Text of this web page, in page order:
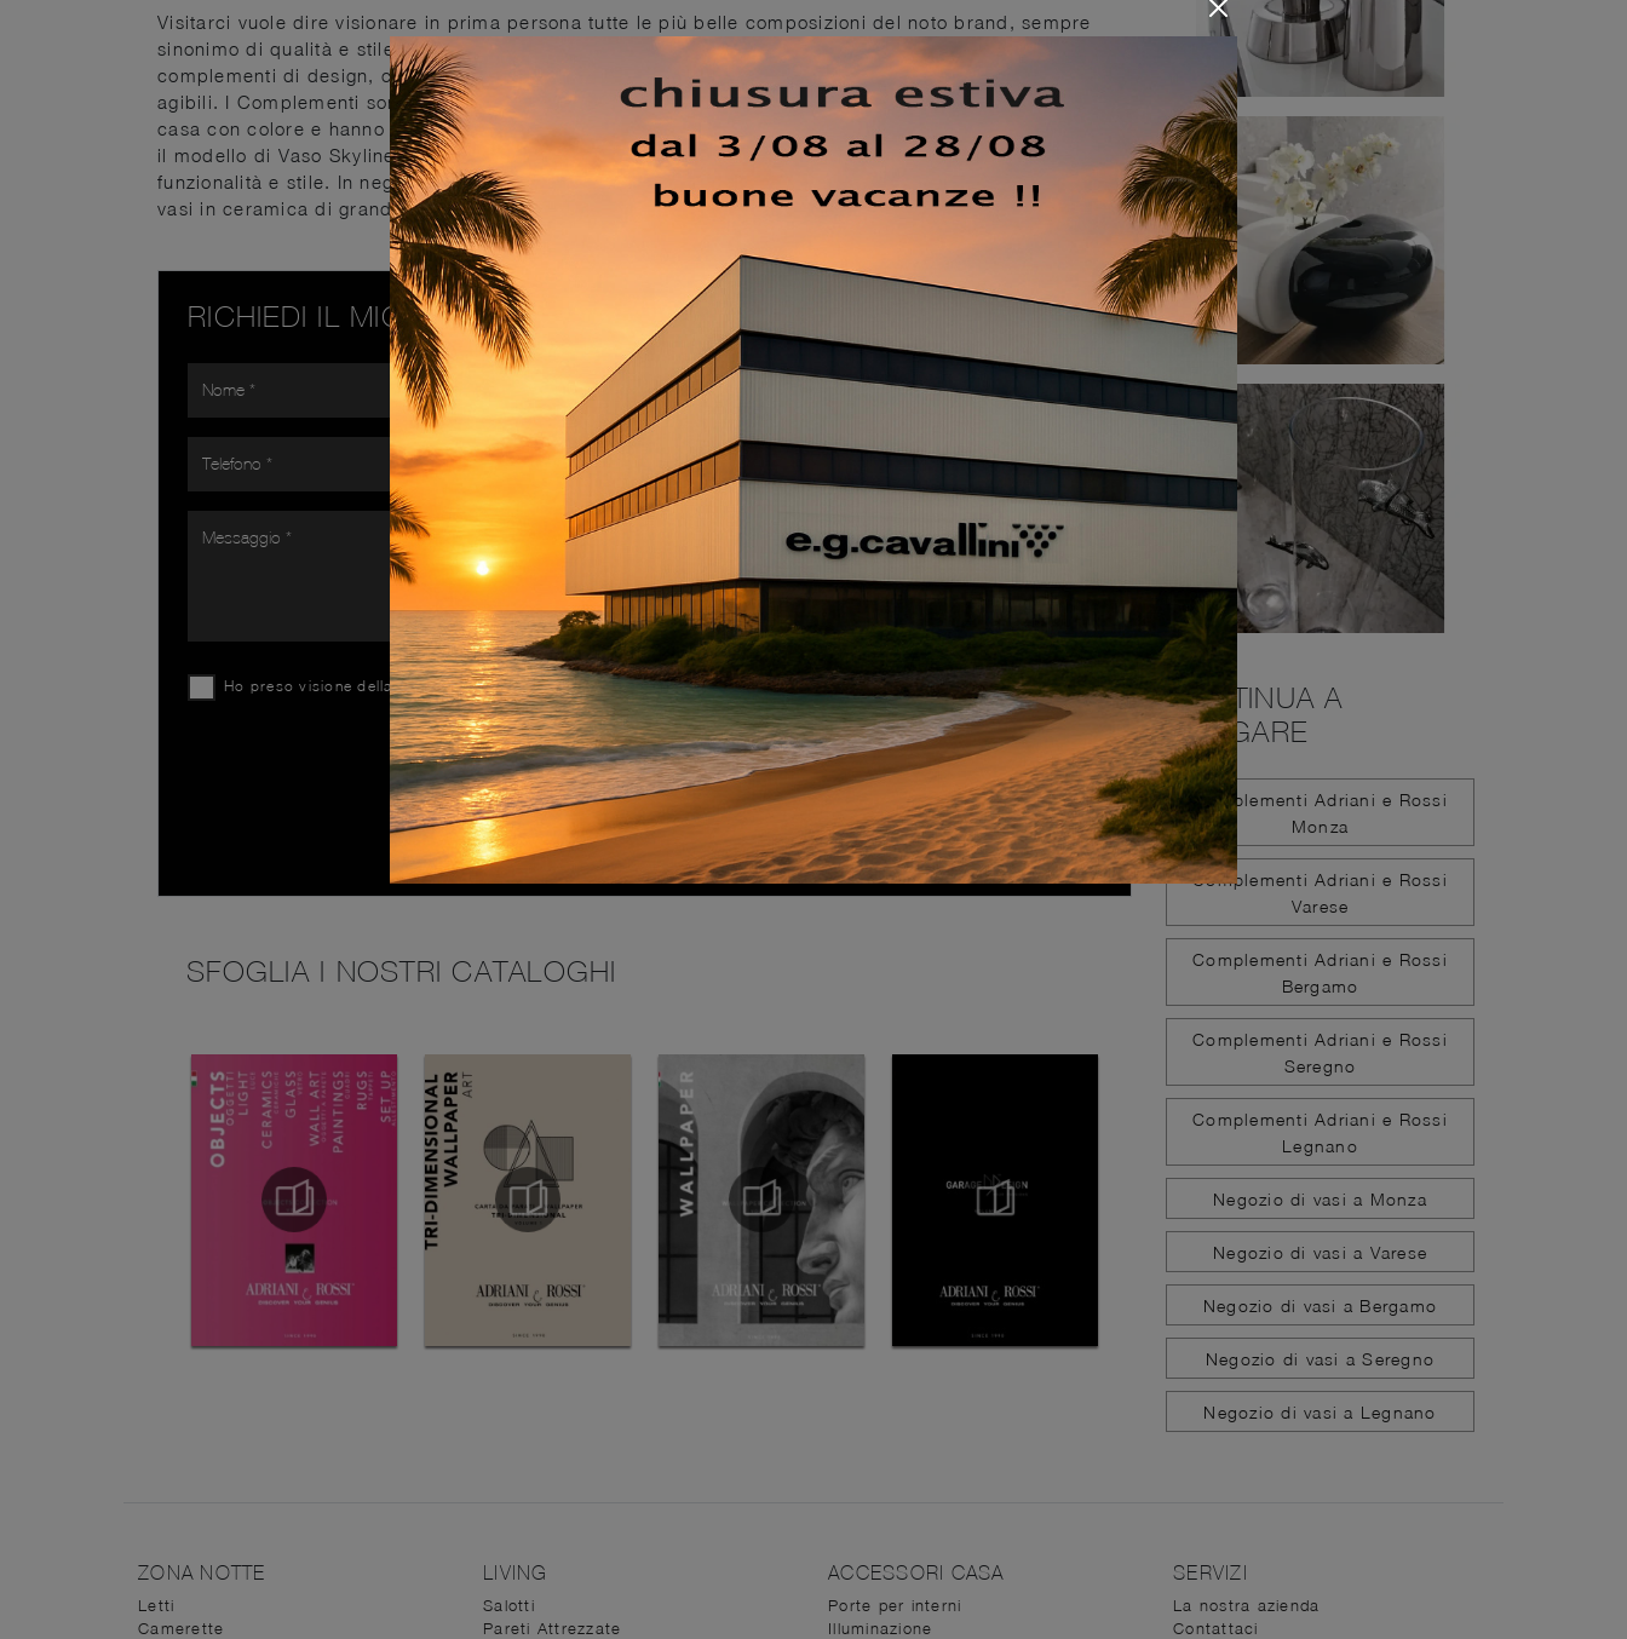
Visitarci vuole dire visionare in prima persona tutte le più belle composizioni del noto brand, sempre
sinonimo di qualità e stile. Adriani e Rossi impreziosisce da sempre le nostre case con mobili e
complementi di design, che donano all'insieme un appeal ineguagliabile e li rendono completamente
agibili. I Complementi sono accessori belli e pratici per la casa, che connotano gli spazi interni della tua
casa con colore e hanno un ruolo multifunzionale e imprescindibile. Si addice a un ambiente di ogni tipo
il modello di Vaso Skyline di Adriani e Rossi che vedi: completerà i mobili di casa coniugando
funzionalità e stile. In negozio troverai le più belle linee di Complementi design che comprendono anche
vasi in ceramica di grande qualità e di grande impatto decorativo.
RICHIEDI IL MIGLIOR PREZZO
Ho preso visione dellaPrivacy Policy
INVIA
SFOGLIA I NOSTRI CATALOGHI
CONTINUA A
NAVIGARE
Complementi Adriani e Rossi
Monza
Complementi Adriani e Rossi
Varese
Complementi Adriani e Rossi
Bergamo
Complementi Adriani e Rossi
Seregno
Complementi Adriani e Rossi
Legnano
Negozio di vasi a Monza
Negozio di vasi a Varese
Negozio di vasi a Bergamo
Negozio di vasi a Seregno
Negozio di vasi a Legnano
ZONA NOTTE
Letti
Camerette
LIVING
Salotti
Pareti Attrezzate
ACCESSORI CASA
Porte per interni
Illuminazione
SERVIZI
La nostra azienda
Contattaci